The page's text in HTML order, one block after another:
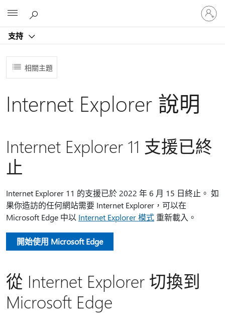
支持
登
入
您
相關主題
Internet Explorer 說明
Internet Explorer 11 支援已終
止
Internet Explorer 11 的支援已於 2022 年 6 月 15 日終止。 如
果你造訪的任何網站需要 Internet Explorer，可以在
Microsoft Edge 中以 Internet Explorer 模式 重新載入。
開始使用 Microsoft Edge
從 Internet Explorer 切換到
Microsoft Edge